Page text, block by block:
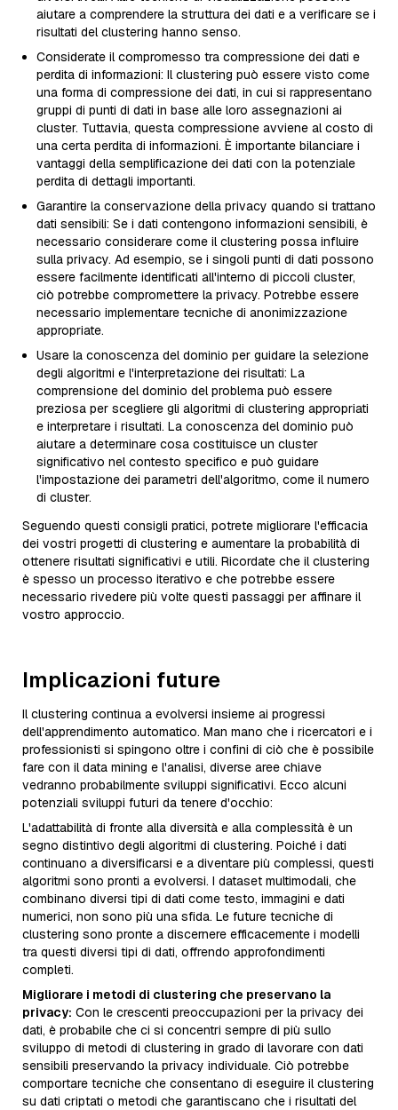
aiutare a comprendere la struttura dei dati e a verificare se i
risultati del clustering hanno senso.
Considerate il compromesso tra compressione dei dati e
perdita di informazioni: Il clustering può essere visto come
una forma di compressione dei dati, in cui si rappresentano
gruppi di punti di dati in base alle loro assegnazioni ai
cluster. Tuttavia, questa compressione avviene al costo di
una certa perdita di informazioni. È importante bilanciare i
vantaggi della semplificazione dei dati con la potenziale
perdita di dettagli importanti.
Garantire la conservazione della privacy quando si trattano
dati sensibili: Se i dati contengono informazioni sensibili, è
necessario considerare come il clustering possa influire
sulla privacy. Ad esempio, se i singoli punti di dati possono
essere facilmente identificati all'interno di piccoli cluster,
ciò potrebbe compromettere la privacy. Potrebbe essere
necessario implementare tecniche di anonimizzazione
appropriate.
Usare la conoscenza del dominio per guidare la selezione
degli algoritmi e l'interpretazione dei risultati: La
comprensione del dominio del problema può essere
preziosa per scegliere gli algoritmi di clustering appropriati
e interpretare i risultati. La conoscenza del dominio può
aiutare a determinare cosa costituisce un cluster
significativo nel contesto specifico e può guidare
l'impostazione dei parametri dell'algoritmo, come il numero
di cluster.
Seguendo questi consigli pratici, potrete migliorare l'efficacia
dei vostri progetti di clustering e aumentare la probabilità di
ottenere risultati significativi e utili. Ricordate che il clustering
è spesso un processo iterativo e che potrebbe essere
necessario rivedere più volte questi passaggi per affinare il
vostro approccio.
Implicazioni future
Il clustering continua a evolversi insieme ai progressi
dell'apprendimento automatico. Man mano che i ricercatori e i
professionisti si spingono oltre i confini di ciò che è possibile
fare con il data mining e l'analisi, diverse aree chiave
vedranno probabilmente sviluppi significativi. Ecco alcuni
potenziali sviluppi futuri da tenere d'occhio:
L'adattabilità di fronte alla diversità e alla complessità è un
segno distintivo degli algoritmi di clustering. Poiché i dati
continuano a diversificarsi e a diventare più complessi, questi
algoritmi sono pronti a evolversi. I dataset multimodali, che
combinano diversi tipi di dati come testo, immagini e dati
numerici, non sono più una sfida. Le future tecniche di
clustering sono pronte a discernere efficacemente i modelli
tra questi diversi tipi di dati, offrendo approfondimenti
completi.
Migliorare i metodi di clustering che preservano la
privacy: Con le crescenti preoccupazioni per la privacy dei
dati, è probabile che ci si concentri sempre di più sullo
sviluppo di metodi di clustering in grado di lavorare con dati
sensibili preservando la privacy individuale. Ciò potrebbe
comportare tecniche che consentano di eseguire il clustering
su dati criptati o metodi che garantiscano che i risultati del